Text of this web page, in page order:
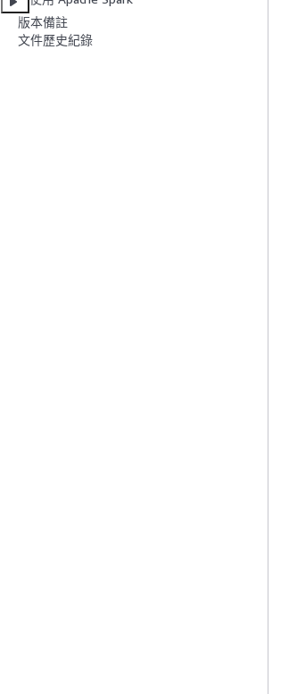
版本備註
文件歷史紀錄